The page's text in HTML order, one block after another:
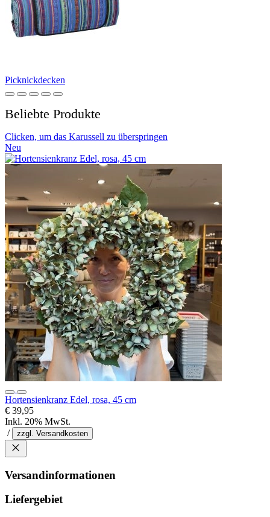
Picknickdecken
Beliebte Produkte
Clicken, um das Karussell zu überspringen
Neu
Hortensienkranz Edel, rosa, 45 cm
€ 39,95
Inkl. 20% MwSt.
/
zzgl. Versandkosten
Versandinformationen
Liefergebiet